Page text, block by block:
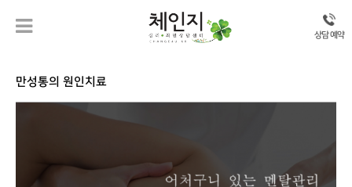
상담 예약
만성통의 원인치료